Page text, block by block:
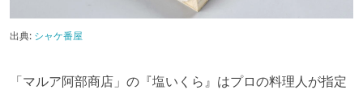
出典: シャケ番屋
「マルア阿部商店」の『塩いくら』はプロの料理人が指定